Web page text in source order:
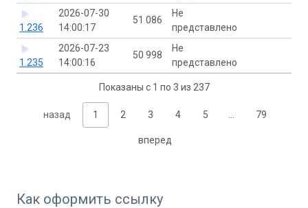
1.236
2026-07-30
14:00:17
51 086
Не
представлено
1.235
2026-07-23
14:00:16
50 998
Не
представлено
Показаны с 1 по 3 из 237
назад 1 2 3 4 5 79
вперед
Как оформить ссылку